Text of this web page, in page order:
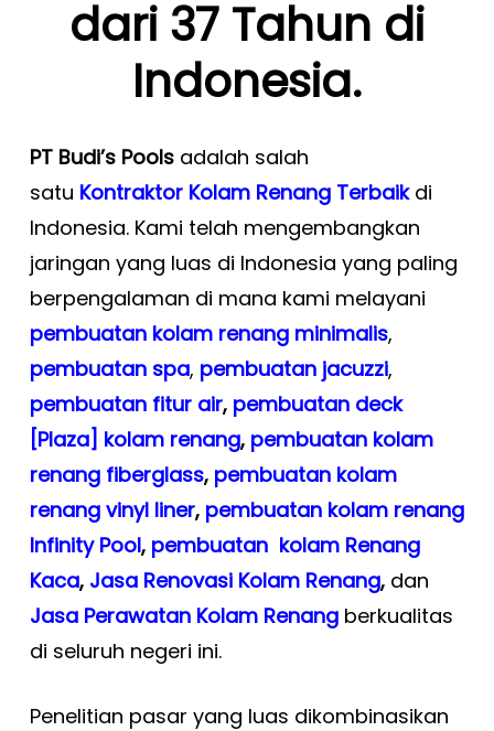
dari 37 Tahun di
Indonesia.
PT Budi’s Poolsadalah salah
satu Kontraktor Kolam Renang Terbaik di
Indonesia. Kami telah mengembangkan
jaringan yang luas di Indonesia yang paling
berpengalaman di mana kami melayani
pembuatan kolam renang minimalis,
pembuatan spa, pembuatan jacuzzi,
pembuatan fitur air, pembuatan deck
[Plaza] kolam renang, pembuatan kolam
renang fiberglass, pembuatan kolam
renang vinyl liner, pembuatan kolam renang
Infinity Pool, pembuatan kolam Renang
Kaca, Jasa Renovasi Kolam Renang, dan
Jasa Perawatan Kolam Renangberkualitas
di seluruh negeri ini.
Penelitian pasar yang luas dikombinasikan